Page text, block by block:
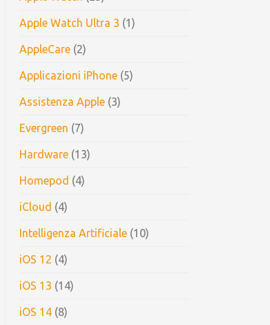
Apple Watch Ultra 3 (1)
AppleCare(2)
Applicazioni iPhone(5)
Assistenza Apple(3)
Evergreen (7)
Hardware(13)
Homepod (4)
iCloud (4)
Intelligenza Artificiale(10)
iOS 12 (4)
iOS 13 (14)
iOS 14(8)